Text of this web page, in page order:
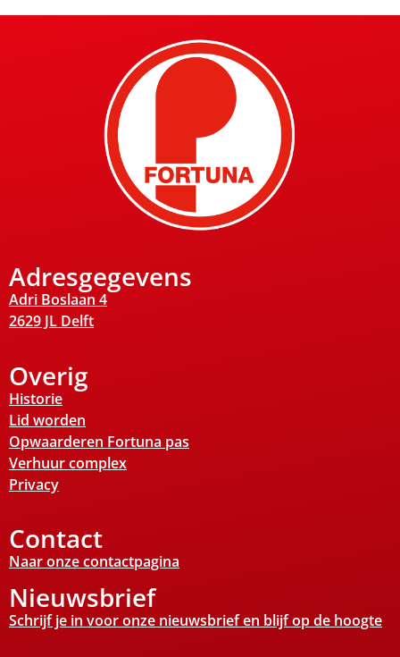
Adresgegevens
Adri Boslaan 4
2629 JL Delft
Overig
Historie
Lid worden
Opwaarderen Fortuna pas
Verhuur complex
Privacy
Contact
Naar onze contactpagina
Nieuwsbrief
Schrijf je in voor onze nieuwsbrief en blijf op de hoogte